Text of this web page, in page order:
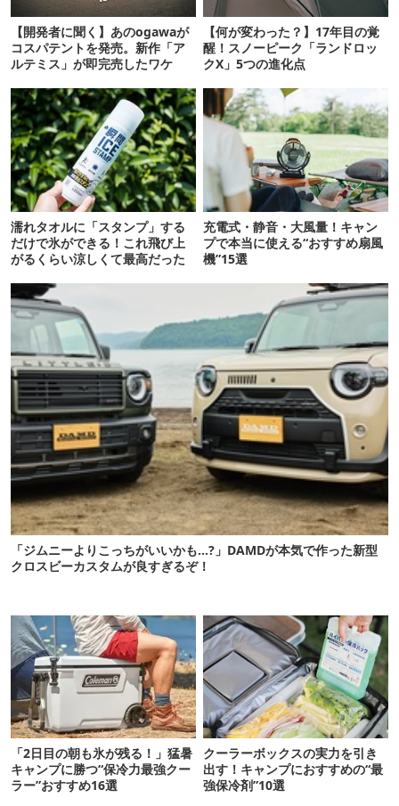
【開発者に聞く】あのogawaが
コスパテントを発売。新作「ア
ルテミス」が即完売したワケ
【何が変わった？】17年目の覚
醒！スノーピーク「ランドロッ
クX」5つの進化点
濡れタオルに「スタンプ」する
だけで氷ができる！これ飛び上
がるくらい涼しくて最高だった
充電式・静音・大風量！キャン
プで本当に使える“おすすめ扇風
機”15選
「ジムニーよりこっちがいいかも…?」DAMDが本気で作った新型
クロスビーカスタムが良すぎるぞ！
「2日目の朝も氷が残る！」猛暑
キャンプに勝つ“保冷力最強クー
ラー”おすすめ16選
クーラーボックスの実力を引き
出す！キャンプにおすすめの“最
強保冷剤”10選